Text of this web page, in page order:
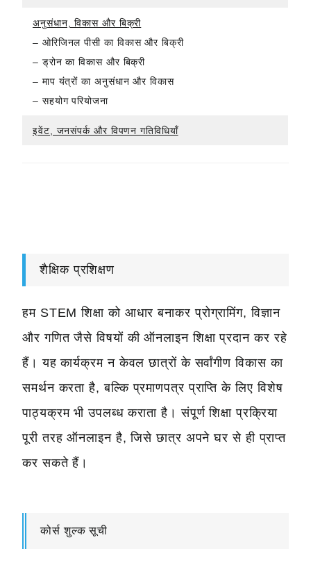
अनुसंधान, विकास और बिक्री
– ओरिजिनल पीसी का विकास और बिक्री
– ड्रोन का विकास और बिक्री
– माप यंत्रों का अनुसंधान और विकास
– सहयोग परियोजना
इवेंट, जनसंपर्क और विपणन गतिविधियाँ
शैक्षिक प्रशिक्षण
हम STEM शिक्षा को आधार बनाकर प्रोग्रामिंग, विज्ञान
और गणित जैसे विषयों की ऑनलाइन शिक्षा प्रदान कर रहे
हैं। यह कार्यक्रम न केवल छात्रों के सर्वांगीण विकास का
समर्थन करता है, बल्कि प्रमाणपत्र प्राप्ति के लिए विशेष
पाठ्यक्रम भी उपलब्ध कराता है। संपूर्ण शिक्षा प्रक्रिया
पूरी तरह ऑनलाइन है, जिसे छात्र अपने घर से ही प्राप्त
कर सकते हैं।
कोर्स शुल्क सूची